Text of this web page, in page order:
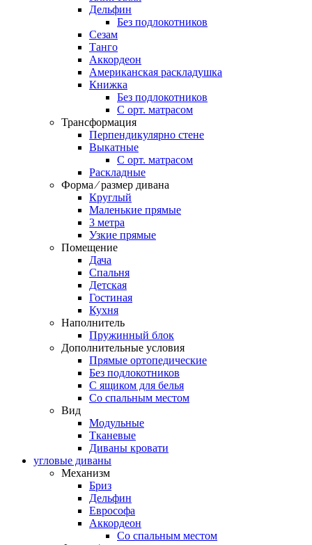
Дельфин
Без подлокотников
Сезам
Танго
Аккордеон
Американская раскладушка
Книжка
Без подлокотников
С орт. матрасом
Трансформация
Перпендикулярно стене
Выкатные
С орт. матрасом
Раскладные
Форма ⁄ размер дивана
Круглый
Маленькие прямые
3 метра
Узкие прямые
Помещение
Дача
Спальня
Детская
Гостиная
Кухня
Наполнитель
Пружинный блок
Дополнительные условия
Прямые ортопедические
Без подлокотников
С ящиком для белья
Со спальным местом
Вид
Модульные
Тканевые
Диваны кровати
угловые диваны
Механизм
Бриз
Дельфин
Еврософа
Аккордеон
Со спальным местом